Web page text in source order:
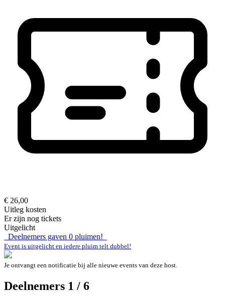
€ 26,00
Uitleg kosten
Er zijn nog tickets
Uitgelicht
Deelnemers gaven 0 pluimen!
Event is uitgelicht en iedere pluim telt dubbel!
Je ontvangt een notificatie bij alle nieuwe events van deze host.
Deelnemers 1 / 6